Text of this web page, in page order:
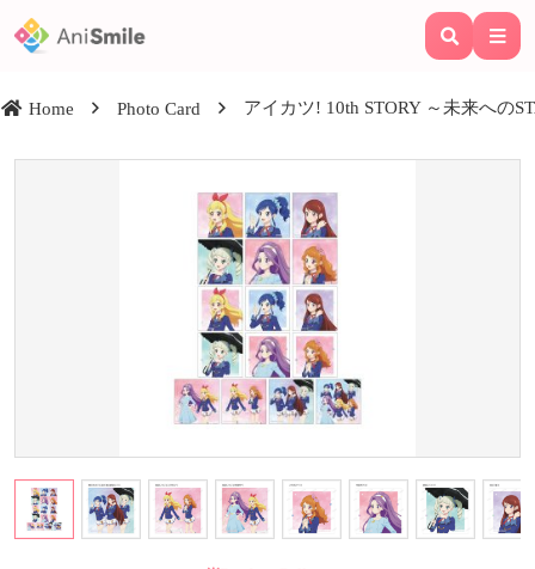
Home Photo Card アイカツ! 10th STORY ～未来への